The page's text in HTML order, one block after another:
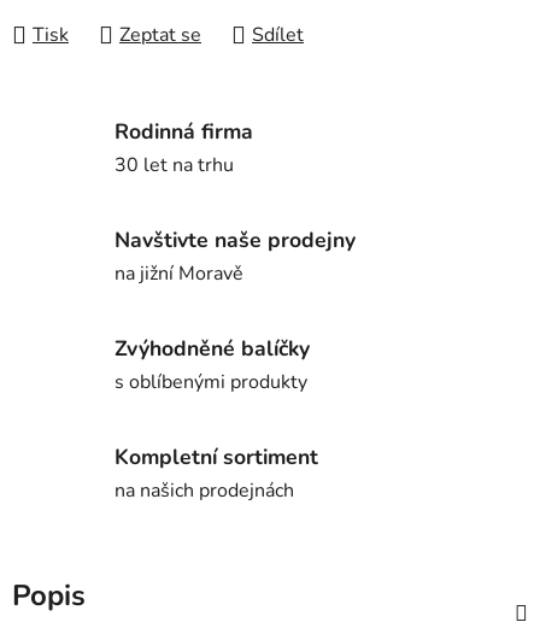
Tisk Zeptat se Sdílet
Rodinná firma
30 let na trhu
Navštivte naše prodejny
na jižní Moravě
Zvýhodněné balíčky
s oblíbenými produkty
Kompletní sortiment
na našich prodejnách
Popis